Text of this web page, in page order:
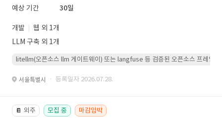
예상 기간
30일
개발
웹 외 1개
LLM 구축 외 1개
litellm(오픈소스 llm 게이트웨이) 또는 langfuse 등 검증된 오픈소스 프레임워
서울특별시 · 등록일자 2026.07.28.
📔 외주 모집 중 마감임박